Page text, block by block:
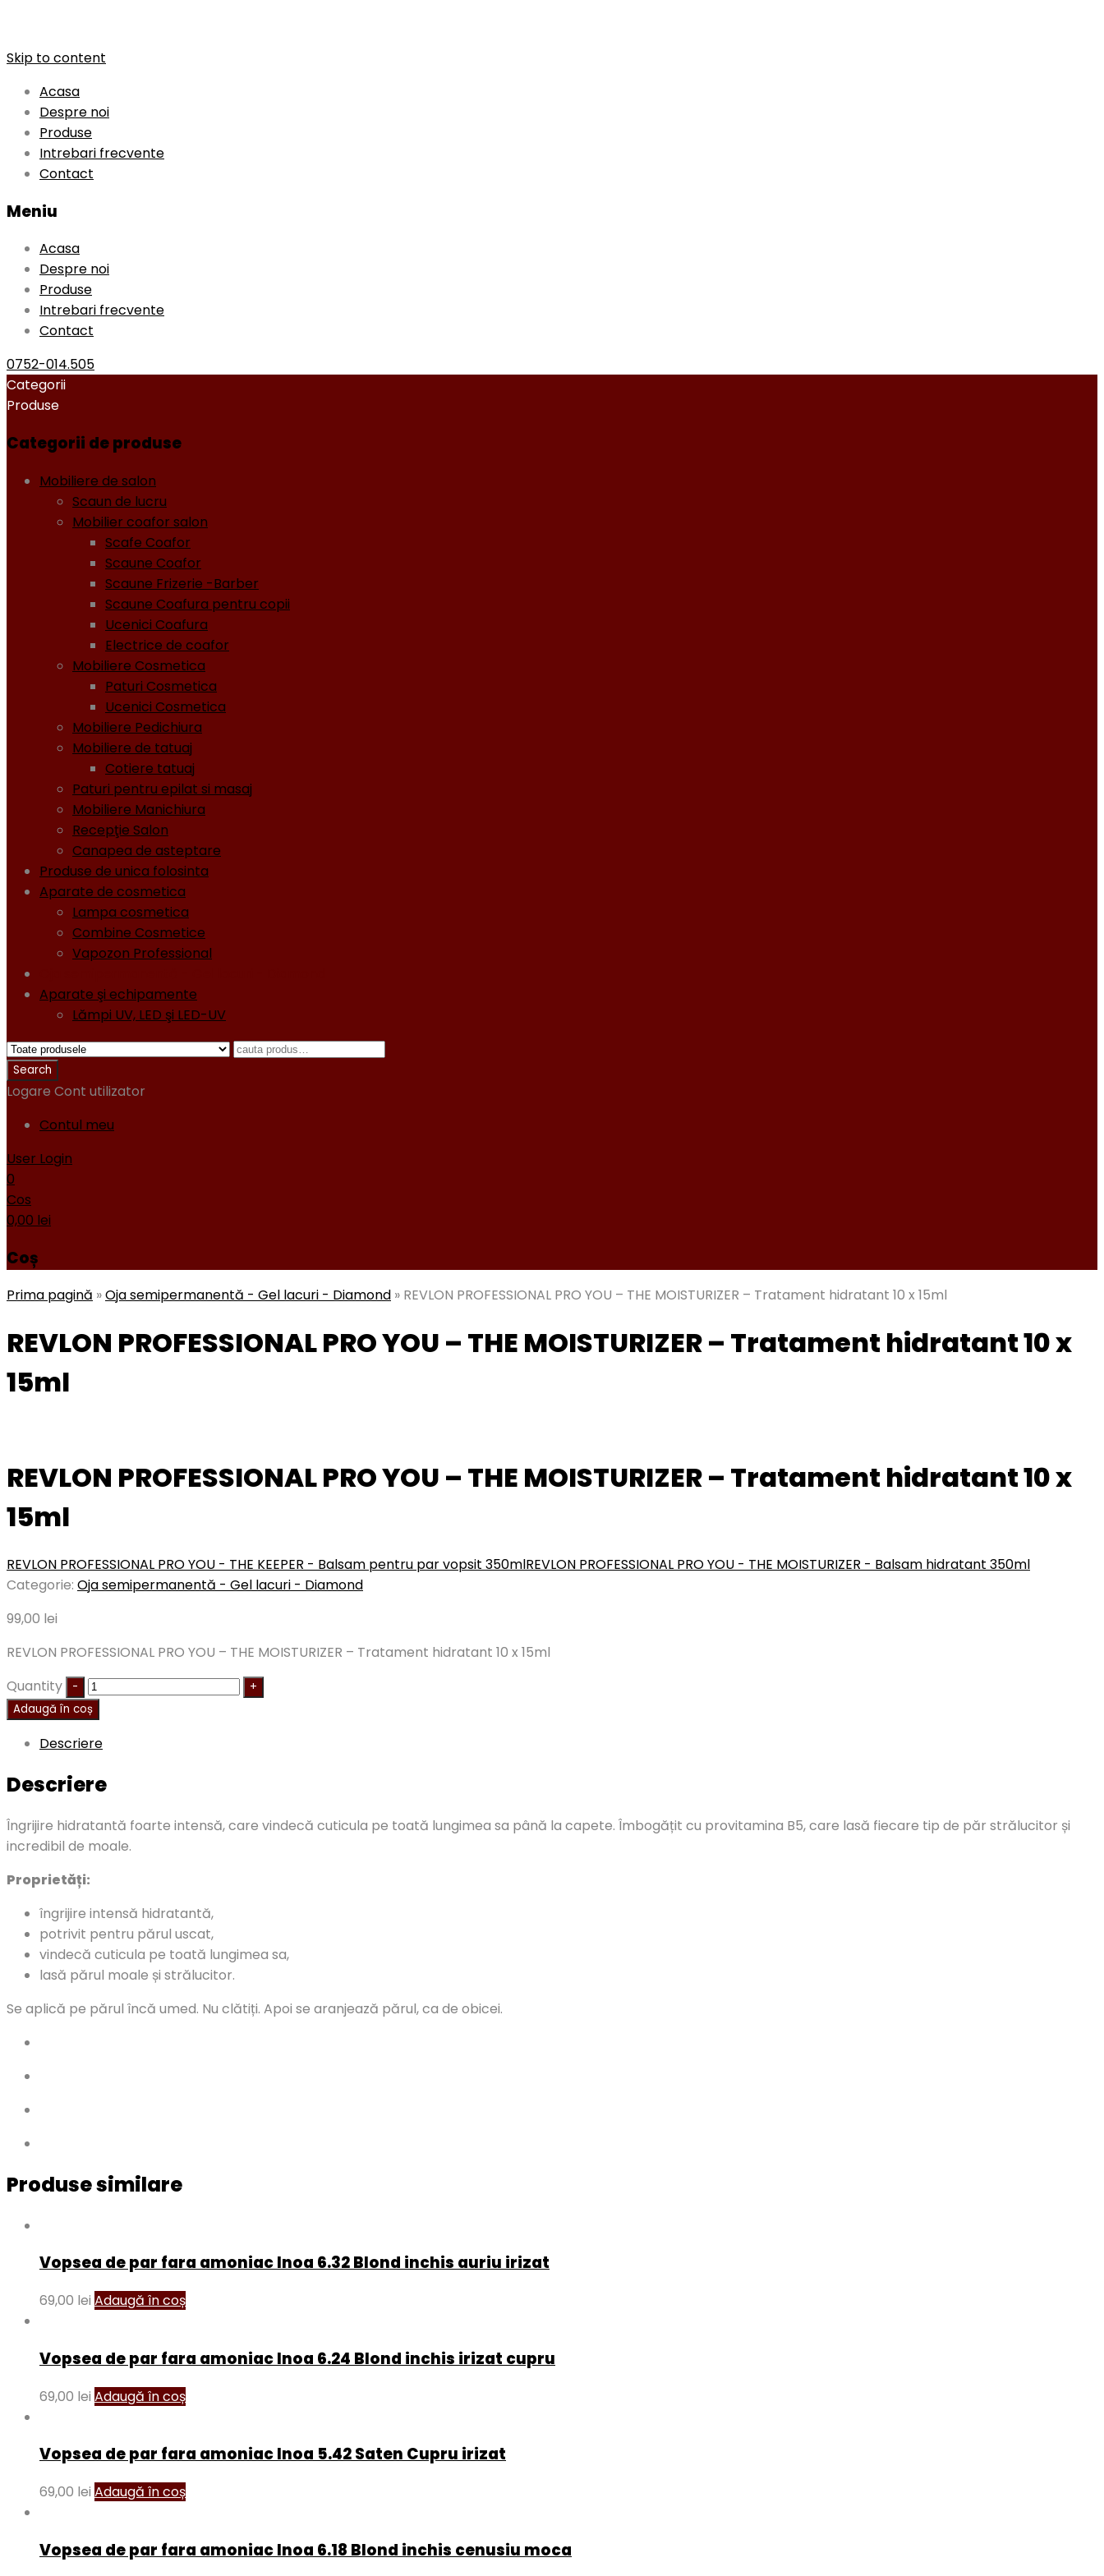
Skip to content
Acasa
Despre noi
Produse
Intrebari frecvente
Contact
Meniu
Acasa
Despre noi
Produse
Intrebari frecvente
Contact
0752-014.505
Categorii
Produse
Categorii de produse
Mobiliere de salon
Scaun de lucru
Mobilier coafor salon
Scafe Coafor
Scaune Coafor
Scaune Frizerie -Barber
Scaune Coafura pentru copii
Ucenici Coafura
Electrice de coafor
Mobiliere Cosmetica
Paturi Cosmetica
Ucenici Cosmetica
Mobiliere Pedichiura
Mobiliere de tatuaj
Cotiere tatuaj
Paturi pentru epilat si masaj
Mobiliere Manichiura
Recepţie Salon
Canapea de asteptare
Produse de unica folosinta
Aparate de cosmetica
Lampa cosmetica
Combine Cosmetice
Vapozon Professional
Aparate şi echipamente
Lămpi UV, LED şi LED-UV
Logare Cont utilizator
Contul meu
User Login
0
Cos
0,00 lei
Coș
Prima pagină »Oja semipermanentă - Gel lacuri - Diamond » REVLON PROFESSIONAL PRO YOU – THE MOISTURIZER – Tratament hidratant 10 x 15ml
REVLON PROFESSIONAL PRO YOU – THE MOISTURIZER – Tratament hidratant 10 x
15ml
REVLON PROFESSIONAL PRO YOU – THE MOISTURIZER – Tratament hidratant 10 x
15ml
REVLON PROFESSIONAL PRO YOU - THE KEEPER - Balsam pentru par vopsit 350mlREVLON PROFESSIONAL PRO YOU - THE MOISTURIZER - Balsam hidratant 350ml
Categorie: Oja semipermanentă - Gel lacuri - Diamond
99,00 lei
REVLON PROFESSIONAL PRO YOU – THE MOISTURIZER – Tratament hidratant 10 x 15ml
Quantity
Adaugă în coș
Descriere
Descriere
Îngrijire hidratantă foarte intensă, care vindecă cuticula pe toată lungimea sa până la capete. Îmbogățit cu provitamina B5, care lasă fiecare tip de păr strălucitor și
incredibil de moale.
Proprietăți:
îngrijire intensă hidratantă,
potrivit pentru părul uscat,
vindecă cuticula pe toată lungimea sa,
lasă părul moale și strălucitor.
Se aplică pe părul încă umed. Nu clătiți. Apoi se aranjează părul, ca de obicei.
Produse similare
Vopsea de par fara amoniac Inoa 6.32 Blond inchis auriu irizat
69,00 lei Adaugă în coș
Vopsea de par fara amoniac Inoa 6.24 Blond inchis irizat cupru
69,00 lei Adaugă în coș
Vopsea de par fara amoniac Inoa 5.42 Saten Cupru irizat
69,00 lei Adaugă în coș
Vopsea de par fara amoniac Inoa 6.18 Blond inchis cenusiu moca